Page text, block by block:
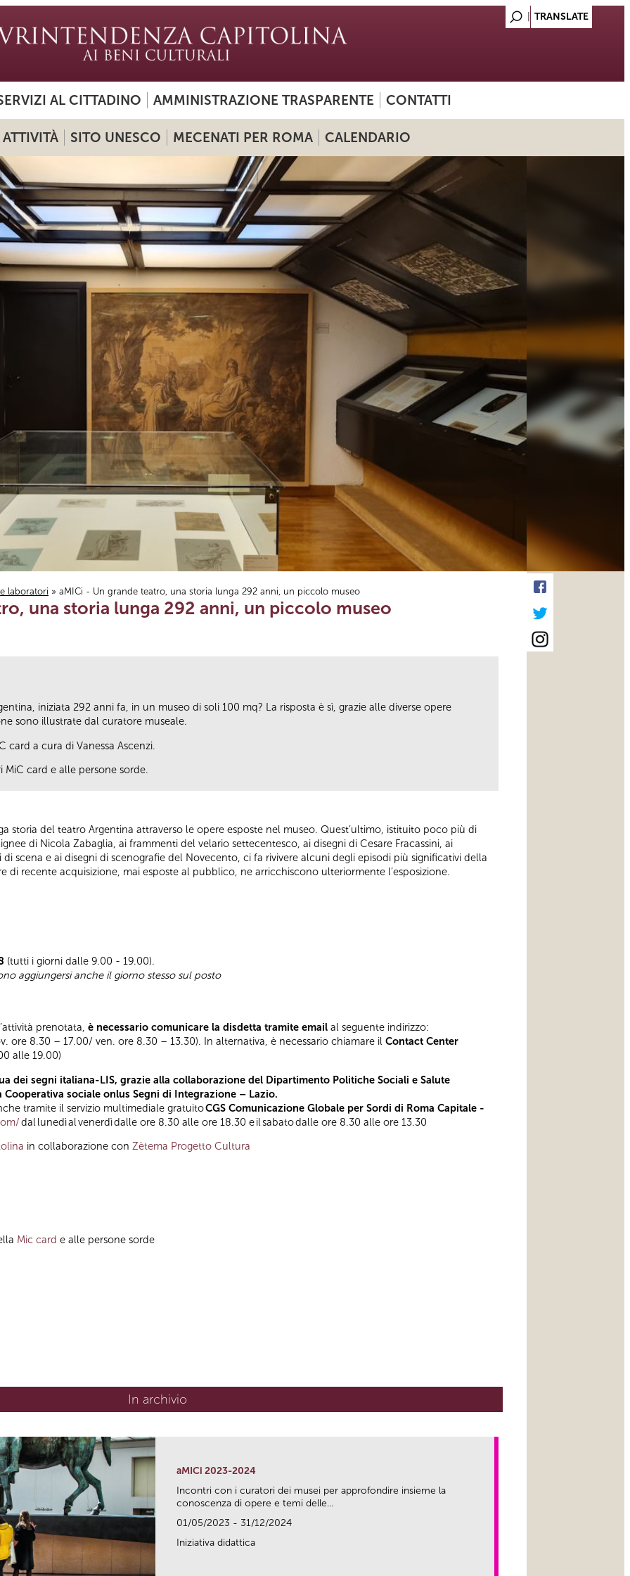
AL CITTADINO AMMINISTRAZIONE TRASPARENTE CONTATTI
ATTIVITÀ SITO UNESCO MECENATI PER ROMA CALENDARIO
laboratori » aMICi - Un grande teatro, una storia lunga 292 anni, un piccolo museo
una storia lunga 292 anni, un piccolo museo
iniziata 292 anni fa, in un museo di soli 100 mq? La risposta è sì, grazie alle diverse opere
sono illustrate dal curatore museale.
card a cura di Vanessa Ascenzi.
MiC card e alle persone sorde.
storia del teatro Argentina attraverso le opere esposte nel museo. Quest’ultimo, istituito poco più di
di Nicola Zabaglia, ai frammenti del velario settecentesco, ai disegni di Cesare Fracassini, ai
scena e ai disegni di scenografie del Novecento, ci fa rivivere alcuni degli episodi più significativi della
di recente acquisizione, mai esposte al pubblico, ne arricchiscono ulteriormente l’esposizione.
(tutti i giorni dalle 9.00 - 19.00).
aggiungersi anche il giorno stesso sul posto
prenotata, è necessario comunicare la disdetta tramite email al seguente indirizzo:
ore 8.30 – 17.00/ ven. ore 8.30 – 13.30). In alternativa, è necessario chiamare il Contact Center
alle 19.00)
dei segni italiana-LIS, grazie alla collaborazione del Dipartimento Politiche Sociali e Salute
Cooperativa sociale onlus Segni di Integrazione – Lazio.
tramite il servizio multimediale gratuitoCGS Comunicazione Globale per Sordi di Roma Capitale -
dal lunedì al venerdì dalle ore 8.30 alle ore 18.30 e il sabato dalle ore 8.30 alle ore 13.30
in collaborazione con Zètema Progetto Cultura
Mic card e alle persone sorde
In archivio
aMICi 2023-2024
Incontri con i curatori dei musei per approfondire insieme la
conoscenza di opere e temi delle...
01/05/2023 - 31/12/2024
Iniziativa didattica